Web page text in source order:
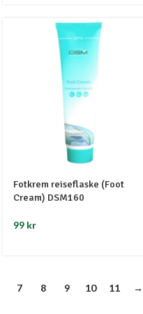
Fotkrem reiseflaske (Foot
Cream) DSM160
99 kr
7 8 9 10 11 →